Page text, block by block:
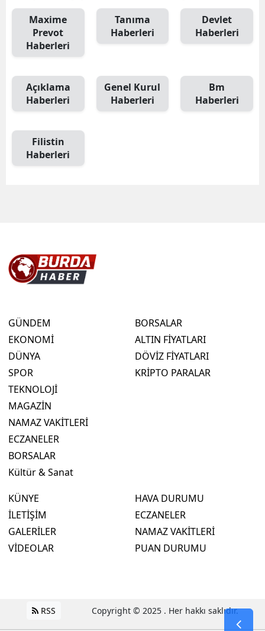
Maxime
Prevot
Haberleri
Tanıma
Haberleri
Devlet
Haberleri
Açıklama
Haberleri
Genel Kurul
Haberleri
Bm
Haberleri
Filistin
Haberleri
GÜNDEM
EKONOMİ
DÜNYA
SPOR
TEKNOLOJİ
MAGAZİN
NAMAZ VAKİTLERİ
ECZANELER
BORSALAR
Kültür & Sanat
BORSALAR
ALTIN FİYATLARI
DÖVİZ FİYATLARI
KRİPTO PARALAR
KÜNYE
İLETİŞİM
GALERİLER
VİDEOLAR
HAVA DURUMU
ECZANELER
NAMAZ VAKİTLERİ
PUAN DURUMU
RSS Copyright © 2025 . Her hakkı saklıdır.